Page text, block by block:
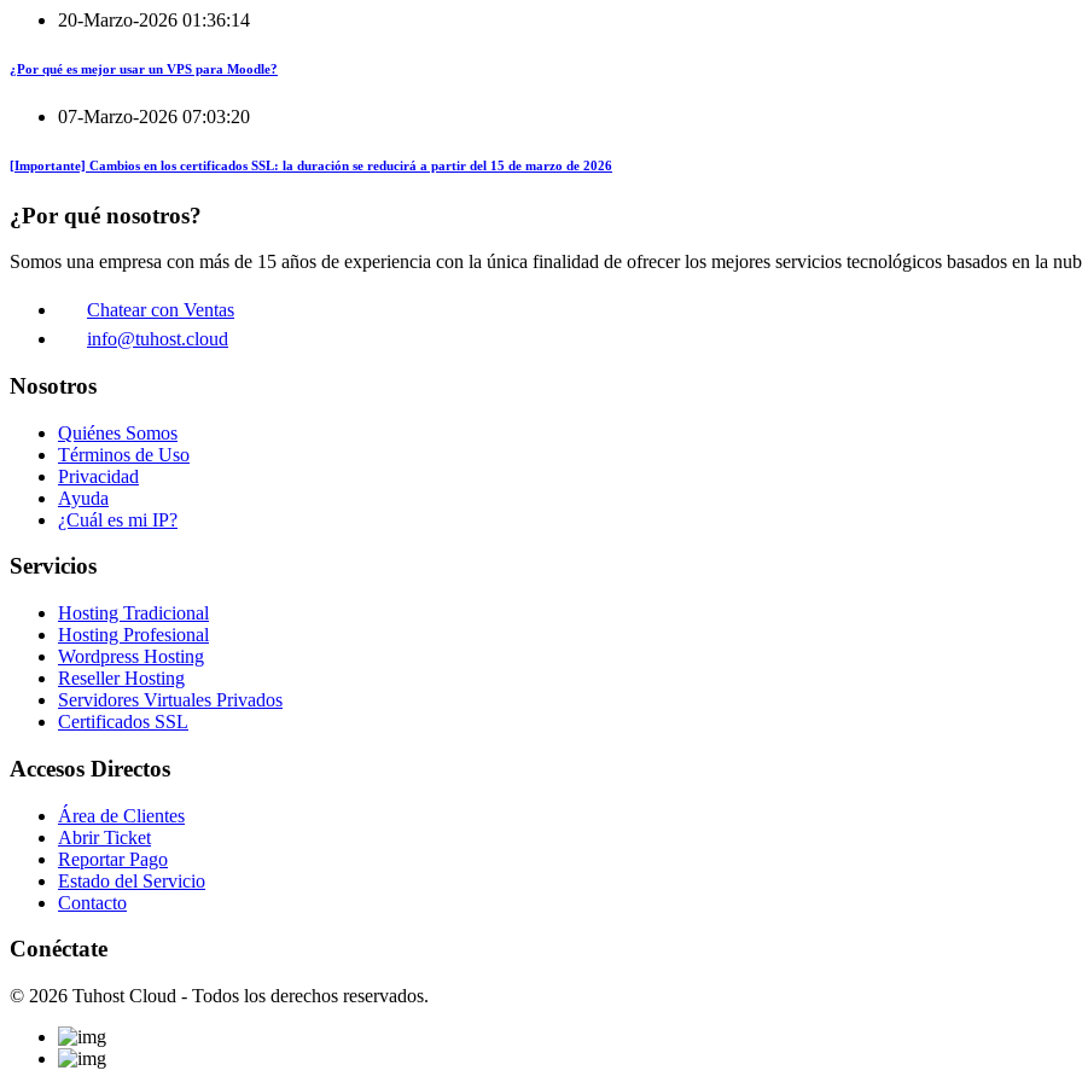
20-Marzo-2026 01:36:14
¿Por qué es mejor usar un VPS para Moodle?
07-Marzo-2026 07:03:20
[Importante] Cambios en los certificados SSL: la duración se reducirá a partir del 15 de marzo de 2026
¿Por qué nosotros?
Somos una empresa con más de 15 años de experiencia con la única finalidad de ofrecer los mejores servicios tecnológicos basados en la
Chatear con Ventas
info@tuhost.cloud
Nosotros
Quiénes Somos
Términos de Uso
Privacidad
Ayuda
¿Cuál es mi IP?
Servicios
Hosting Tradicional
Hosting Profesional
Wordpress Hosting
Reseller Hosting
Servidores Virtuales Privados
Certificados SSL
Accesos Directos
Área de Clientes
Abrir Ticket
Reportar Pago
Estado del Servicio
Contacto
Conéctate
© 2026 Tuhost Cloud - Todos los derechos reservados.